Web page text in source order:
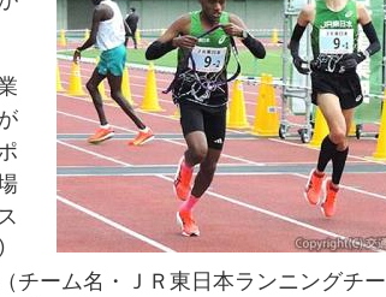
チーム名・ＪＲ東日本ランニングチー